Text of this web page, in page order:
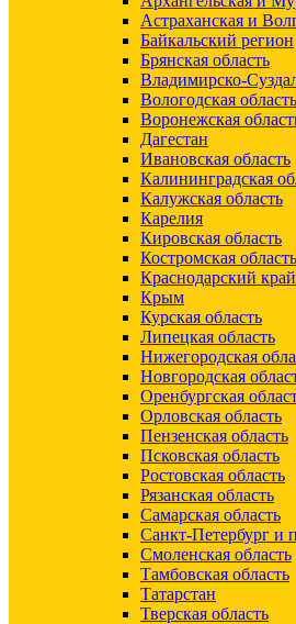
Астраханская и
Байкальский регион
Брянская область
Владимирско-
Вологодская область
Воронежская
Дагестан
Ивановская область
Калининградская
Калужская область
Карелия
Кировская область
Костромская область
Краснодарский край
Крым
Курская область
Липецкая область
Нижегородская
Новгородская
Оренбургская
Орловская область
Пензенская область
Псковская область
Ростовская область
Рязанская область
Самарская область
Санкт-Петербург и
Смоленская область
Тамбовская область
Татарстан
Тверская область